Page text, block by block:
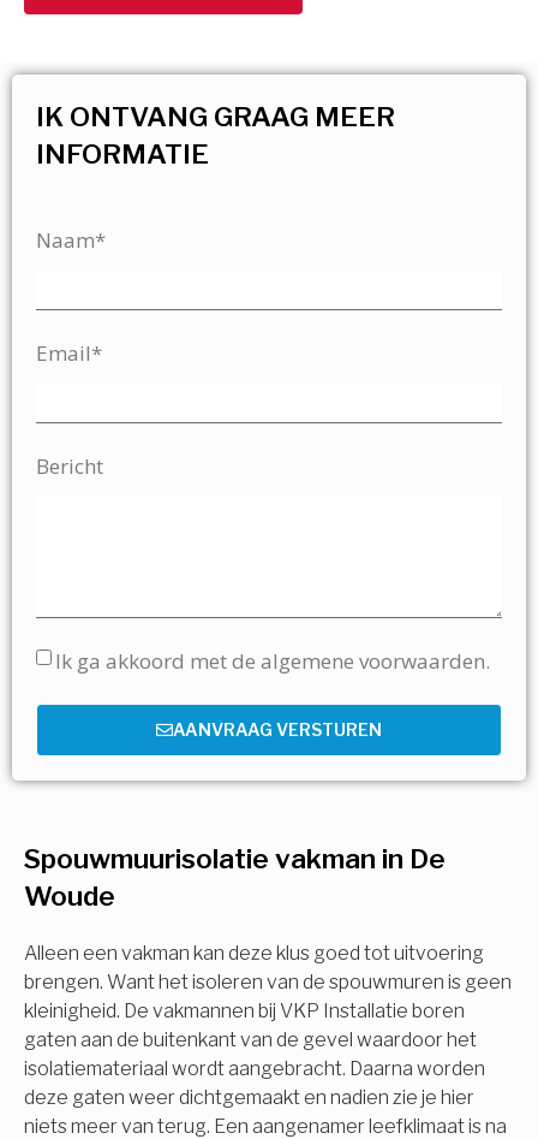
Spouwmuurisolatie vakman in De
Woude
Alleen een vakman kan deze klus goed tot uitvoering
brengen. Want het isoleren van de spouwmuren is geen
kleinigheid. De vakmannen bij VKP Installatie boren
gaten aan de buitenkant van de gevel waardoor het
isolatiemateriaal wordt aangebracht. Daarna worden
deze gaten weer dichtgemaakt en nadien zie je hier
niets meer van terug. Een aangenamer leefklimaat is na
IK ONTVANG GRAAG MEER
INFORMATIE
Naam*
Email*
Bericht
Ik ga akkoord met de algemene voorwaarden.
AANVRAAG VERSTUREN